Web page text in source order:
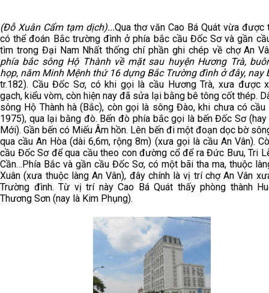
(Đỗ Xuân Cẩm tạm dịch)...Qua thơ văn Cao Bá Quát vừa được
có thể đoán Bắc trường đình ở phía bắc cầu Đốc Sơ và gần
tìm trong Đại Nam Nhất thống chí phần ghi chép về chợ An
phía bắc sông Hộ Thành về mặt sau huyện Hương Trà,
họp, năm Minh Mệnh thứ 16 dựng Bắc Trường đình ở đây, nay
tr.182). Cầu Đốc Sơ, có khi gọi là cầu Hương Trà, xưa được
gạch, kiểu vòm, còn hiện nay đã sửa lại bằng bê tông cốt thép.
sông Hộ Thành hà (Bắc), còn gọi là sông Đào, khi chưa có
1975), qua lại bằng đò. Bến đò phía bắc gọi là bến Đốc Sơ (hay
Mới). Gần bến có Miếu Âm hồn. Lên bến đi một đoạn dọc bờ
qua cầu An Hòa (dài 6,6m, rộng 8m) (xưa gọi là cầu An Vân).
cầu Đốc Sơ để qua cầu theo con đường cổ để ra Đức Bưu, Tri
Cần…Phía Bắc và gần cầu Đốc Sơ, có một bãi tha ma, thuộc
Xuân (xưa thuộc làng An Vân), đây chính là vị trí chợ An Vân
Trường đình. Từ vị trí này Cao Bá Quát thấy phòng thành
Thương Sơn (nay là Kim Phụng).